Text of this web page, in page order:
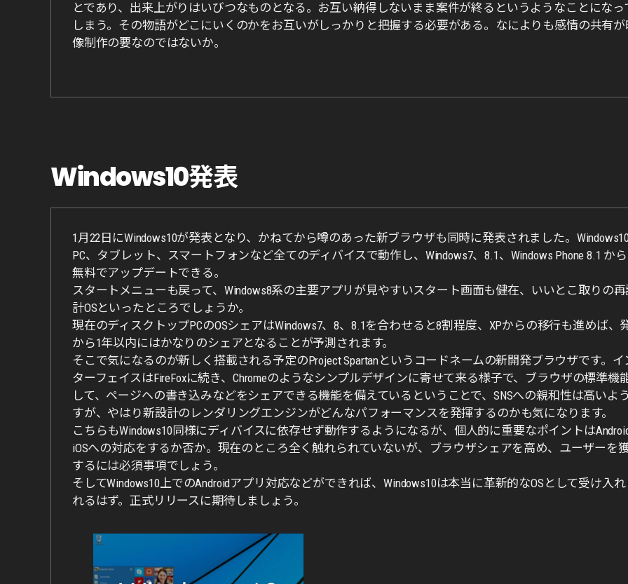
とであり、出来上がりはいびつなものとなる。お互い納得しないまま案件が終るというようなことになっ
しまう。その物語がどこにいくのかをお互いがしっかりと把握する必要がある。なによりも感情の共有が
像制作の要なのではないか。
Windows10発表
1月22日にWindows10が発表となり、かねてから噂のあった新ブラウザも同時に発表されました。
PC、タブレット、スマートフォンなど全てのディバイスで動作し、Windows7、8.1、Windows Phone 8.1 か
無料でアップデートできる。
スタートメニューも戻って、Windows8系の主要アプリが見やすいスタート画面も健在、いいとこ取りの再
計OSといったところでしょうか。
現在のディスクトップPCのOSシェアはWindows7、8、8.1を合わせると8割程度、XPからの移行も進めば、
から1年以内にはかなりのシェアとなることが予測されます。
そこで気になるのが新しく搭載される予定のProject Spartanというコードネームの新開発ブラウザです。イ
ターフェイスはFireFoxに続き、Chromeのようなシンプルデザインに寄せて来る様子で、ブラウザの標準機
して、ページヘの書き込みなどをシェアできる機能を備えているということで、SNSへの親和性は高いよ
すが、やはり新設計のレンダリングエンジンがどんなパフォーマンスを発揮するのかも気になります。
こちらもWindows10同様にディバイスに依存せず動作するようになるが、個人的に重要なポイントは
iOSへの対応をするか否か。現在のところ全く触れられていないが、ブラウザシェアを高め、ユーザーを
するには必須事項でしょう。
そしてWindows10上でのAndroidアプリ対応などができれば、Windows10は本当に革新的なOSとして受け入れ
れるはず。正式リリースに期待しましょう。